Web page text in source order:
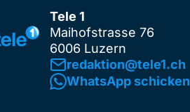
Tele 1
Maihofstrasse 76
6006 Luzern
redaktion@tele1.ch
WhatsApp schicken